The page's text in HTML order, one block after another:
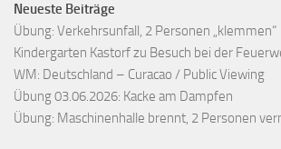
Neueste Beiträge
Übung: Verkehrsunfall, 2 Personen „klemmen“
Kindergarten Kastorf zu Besuch bei der
WM: Deutschland – Curacao / Public Viewing
Übung 03.06.2026: Kacke am Dampfen
Übung: Maschinenhalle brennt, 2 Personen